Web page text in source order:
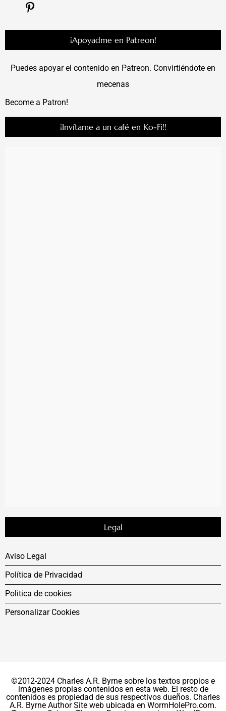
¡Apoyadme en Patreon!
Puedes apoyar el contenido en Patreon. Convirtiéndote en
mecenas
Become a Patron!
¡Invítame a un café en Ko-Fi!!
Legal
Aviso Legal
Política de Privacidad
Politica de cookies
Personalizar Cookies
©2012-2024 Charles A.R. Byrne sobre los textos propios e
imágenes propias contenidos en esta web. El resto de
contenidos es propiedad de sus respectivos dueños. Charles
A.R. Byrne Author Site web ubicada en WormHolePro.com.